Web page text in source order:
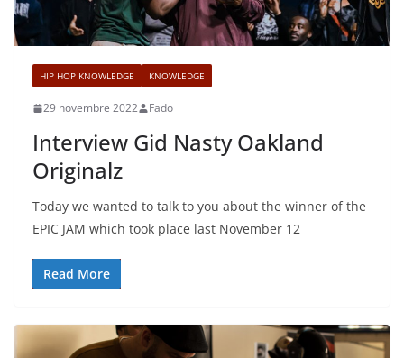
HIP HOP KNOWLEDGE KNOWLEDGE
29 novembre 2022 Fado
Interview Gid Nasty Oakland
Originalz
Today we wanted to talk to you about the winner of the
EPIC JAM which took place last November 12
Read More